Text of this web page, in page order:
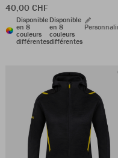
40,00 CHF
Disponible
en 8
couleurs
différentes
Disponible
en 8
couleurs
différentes